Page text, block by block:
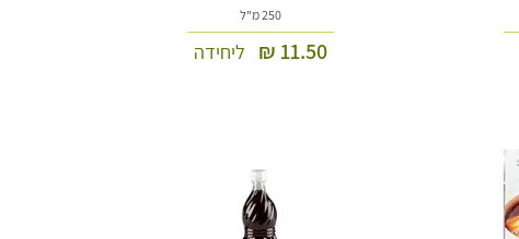
250 מ"ל
11.50
₪ ליחידה